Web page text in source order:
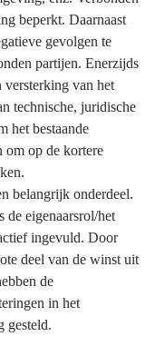
beperkt. Daarnaast
gevolgen te
partijen. Enerzijds
versterking van het
technische, juridische
het bestaande
om op de kortere
belangrijk onderdeel.
eigenaarsrol/het
ingevuld. Door
deel van de winst uit
de
in het
gesteld.